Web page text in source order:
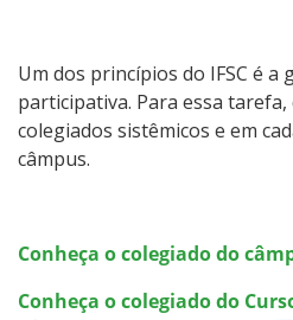
Um dos princípios do IFSC é
participativa. Para essa
colegiados sistêmicos e em
câmpus.
Conheça o colegiado do
Conheça o colegiado do